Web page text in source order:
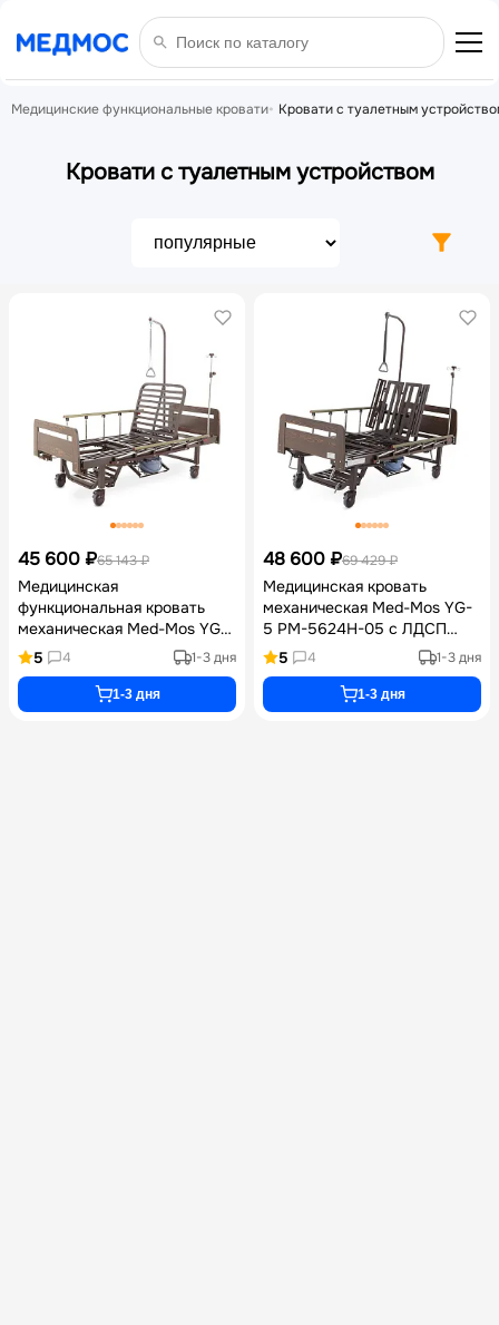
Медицинские функциональные кровати Кровати с туалетным
Кровати с туалетным устройством
45 600 ₽65 143 ₽
Медицинская
функциональная кровать
механическая Med-Mos YG-
6 ММ-2624Н-06/2124Н-04 с
туалетным устройством
xBIO II, функцией
кардиокресло и спинками
5 4 1-3 дня
1-3 дня
48 600 ₽69 429 ₽
Медицинская кровать
механическая Med-Mos YG-
5 РМ-5624Н-05 с ЛДСП
спинками венге, функцией
бокового переворачивания,
кардиокресла и туалетным
устройством xBIO II, с
5 4 1-3 дня
1-3 дня